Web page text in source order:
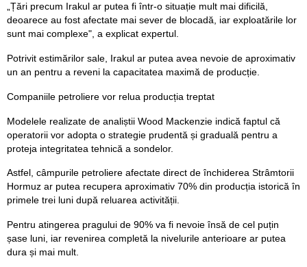
„Țări precum Irakul ar putea fi într-o situație mult mai dificilă,
deoarece au fost afectate mai sever de blocadă, iar exploatările lor
sunt mai complexe", a explicat expertul.
Potrivit estimărilor sale, Irakul ar putea avea nevoie de aproximativ
un an pentru a reveni la capacitatea maximă de producție.
Companiile petroliere vor relua producția treptat
Modelele realizate de analiștii Wood Mackenzie indică faptul că
operatorii vor adopta o strategie prudentă și graduală pentru a
proteja integritatea tehnică a sondelor.
Astfel, câmpurile petroliere afectate direct de închiderea Strâmtorii
Hormuz ar putea recupera aproximativ 70% din producția istorică în
primele trei luni după reluarea activității.
Pentru atingerea pragului de 90% va fi nevoie însă de cel puțin
șase luni, iar revenirea completă la nivelurile anterioare ar putea
dura și mai mult.